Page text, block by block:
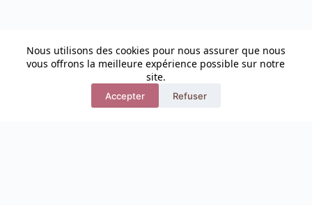
Nous utilisons des cookies pour nous assurer que nous
vous offrons la meilleure expérience possible sur notre
site.
Accepter Refuser